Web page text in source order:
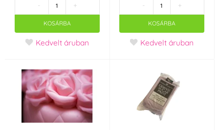
Mesei hercegnők
mandula
Származási ország
Dánia
- +
KOSÁRBA
Kedvelt áruban
- +
KOSÁRBA
Kedvelt áruban